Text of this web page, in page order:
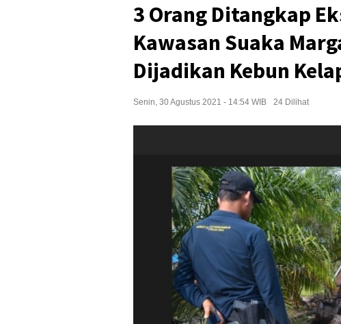
3 Orang Ditangkap
Kawasan Suaka
Dijadikan Kebun
Senin, 30 Agustus 2021 - 14:54 WIB 24 Dilihat